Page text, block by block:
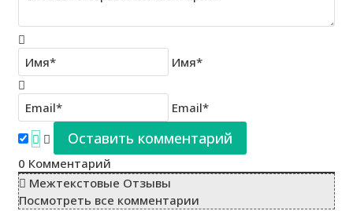
Имя*
Email*
0 Комментарий
Межтекстовые Отзывы
Посмотреть все комментарии